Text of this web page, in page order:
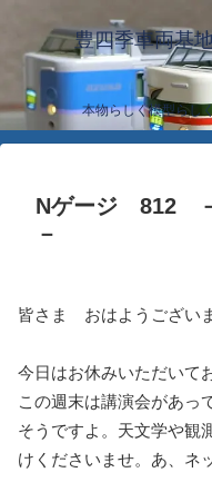
豊四季車両基
本物らしく模型ら
Nゲージ 812 －
－
皆さま おはようござい
今日はお休みいただいて
この週末は講演会があっ
そうですよ。天文学や観
けくださいませ。あ、ネ